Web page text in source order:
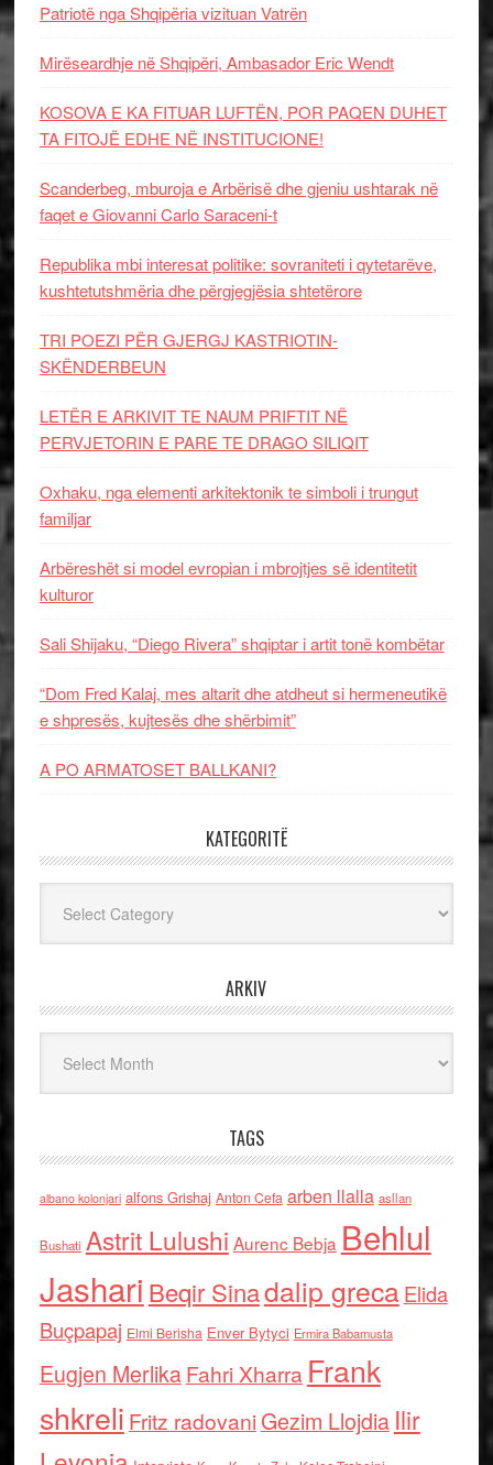
Patriotë nga Shqipëria vizituan Vatrën
Mirëseardhje në Shqipëri, Ambasador Eric Wendt
KOSOVA E KA FITUAR LUFTËN, POR PAQEN DUHET
TA FITOJË EDHE NË INSTITUCIONE!
Scanderbeg, mburoja e Arbërisë dhe gjeniu ushtarak në
faqet e Giovanni Carlo Saraceni-t
Republika mbi interesat politike: sovraniteti i qytetarëve,
kushtetutshmëria dhe përgjegjësia shtetërore
TRI POEZI PËR GJERGJ KASTRIOTIN-
SKËNDERBEUN
LETËR E ARKIVIT TE NAUM PRIFTIT NË
PERVJETORIN E PARE TE DRAGO SILIQIT
Oxhaku, nga elementi arkitektonik te simboli i trungut
familjar
Arbëreshët si model evropian i mbrojtjes së identitetit
kulturor
Sali Shijaku, “Diego Rivera” shqiptar i artit tonë kombëtar
“Dom Fred Kalaj, mes altarit dhe atdheut si hermeneutikë
e shpresës, kujtesës dhe shërbimit”
A PO ARMATOSET BALLKANI?
KATEGORITË
ARKIV
TAGS
albano kolonjari alfons Grishaj Anton Cefa arben llalla asllan
Bushati Astrit Lulushi Aurenc Bebja Behlul
Jashari Beqir Sinadalip grecaElida
Buçpapaj Elmi Berisha Enver Bytyci Ermira Babamusta
Eugjen MerlikaFahri Xharra Frank
shkreli Fritz radovaniGezim Llojdia Ilir